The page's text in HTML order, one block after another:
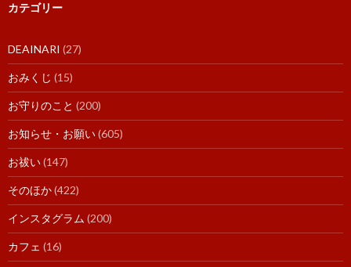
カテゴリー
DEAINARI (27)
おみくじ (15)
お守りのこと (200)
お知らせ・お願い(605)
お祓い(147)
そのほか(422)
インスタグラム (200)
カフェ (16)